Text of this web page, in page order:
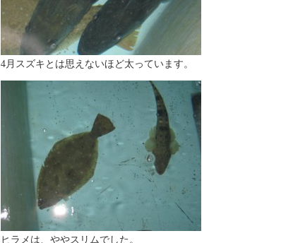
4月スズキとは思えないほど太っています。
ヒラメは、ややスリムでした。